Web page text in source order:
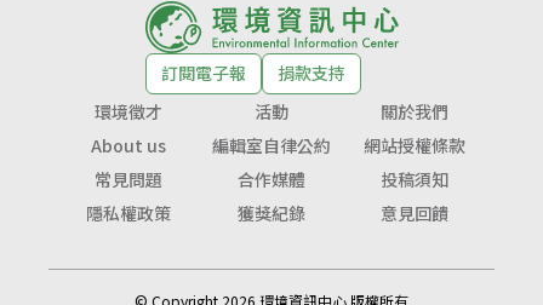
訂閱電子報
捐款支持
環境徵才
活動
關於我們
About us
編輯室自律公約
網站授權條款
常見問題
合作媒體
投稿須知
隱私權政策
獲獎紀錄 意見回饋
© Copyright 2026 環境資訊中心 版權所有